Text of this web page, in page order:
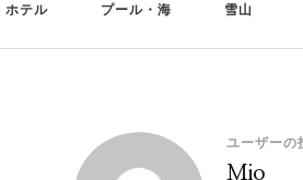
ホテル プール・海 雪山
ユーザーの
Mio